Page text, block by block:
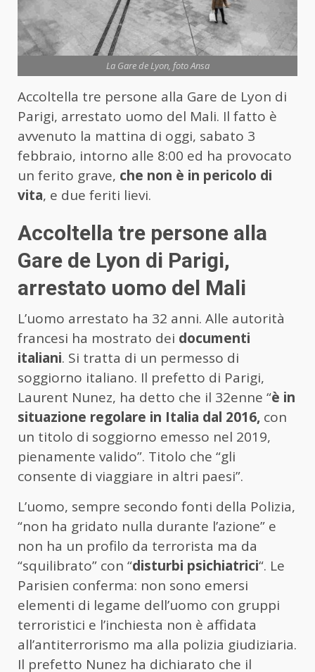
La Gare de Lyon, foto Ansa
Accoltella tre persone alla Gare de Lyon di
Parigi, arrestato uomo del Mali. Il fatto è
avvenuto la mattina di oggi, sabato 3
febbraio, intorno alle 8:00 ed ha provocato
un ferito grave, che non è in pericolo di
vita, e due feriti lievi.
Accoltella tre persone alla
Gare de Lyon di Parigi,
arrestato uomo del Mali
L’uomo arrestato ha 32 anni. Alle autorità
francesi ha mostrato dei documenti
italiani. Si tratta di un permesso di
soggiorno italiano. Il prefetto di Parigi,
Laurent Nunez, ha detto che il 32enne “è in
situazione regolare in Italia dal 2016, con
un titolo di soggiorno emesso nel 2019,
pienamente valido”. Titolo che “gli
consente di viaggiare in altri paesi”.
L’uomo, sempre secondo fonti della Polizia,
“non ha gridato nulla durante l’azione” e
non ha un profilo da terrorista ma da
“squilibrato” con “disturbi psichiatrici“. Le
Parisien conferma: non sono emersi
elementi di legame dell’uomo con gruppi
terroristici e l’inchiesta non è affidata
all’antiterrorismo ma alla polizia giudiziaria.
Il prefetto Nunez ha dichiarato che il